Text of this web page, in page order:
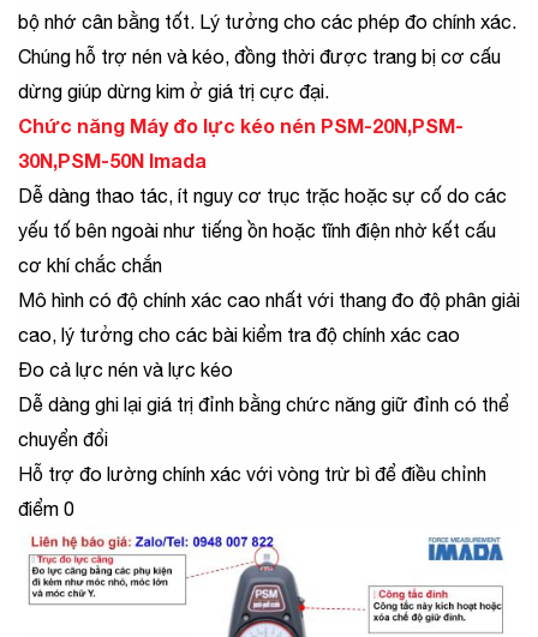
bộ nhớ cân bằng tốt. Lý tưởng cho các phép đo chính xác.
Chúng hỗ trợ nén và kéo, đồng thời được trang bị cơ cấu
dừng giúp dừng kim ở giá trị cực đại.
Chức năng Máy đo lực kéo nén PSM-20N,PSM-
30N,PSM-50N Imada
Dễ dàng thao tác, ít nguy cơ trục trặc hoặc sự cố do các
yếu tố bên ngoài như tiếng ồn hoặc tĩnh điện nhờ kết cấu
cơ khí chắc chắn
Mô hình có độ chính xác cao nhất với thang đo độ phân giải
cao, lý tưởng cho các bài kiểm tra độ chính xác cao
Đo cả lực nén và lực kéo
Dễ dàng ghi lại giá trị đỉnh bằng chức năng giữ đỉnh có thể
chuyển đổi
Hỗ trợ đo lường chính xác với vòng trừ bì để điều chỉnh
điểm 0